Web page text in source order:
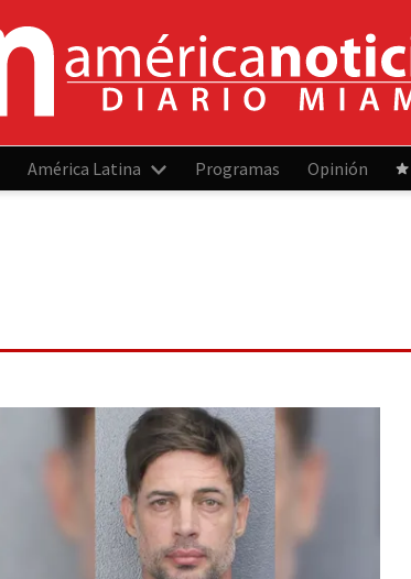
América Latina Programas Opinión